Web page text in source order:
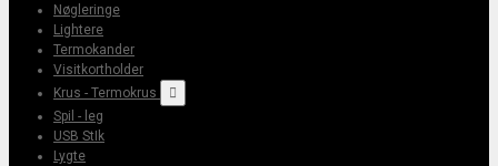
Nøgleringe
Lightere
Termokander
Visitkortholder
Krus - Termokrus

Spil - leg
USB StIk
Lygte